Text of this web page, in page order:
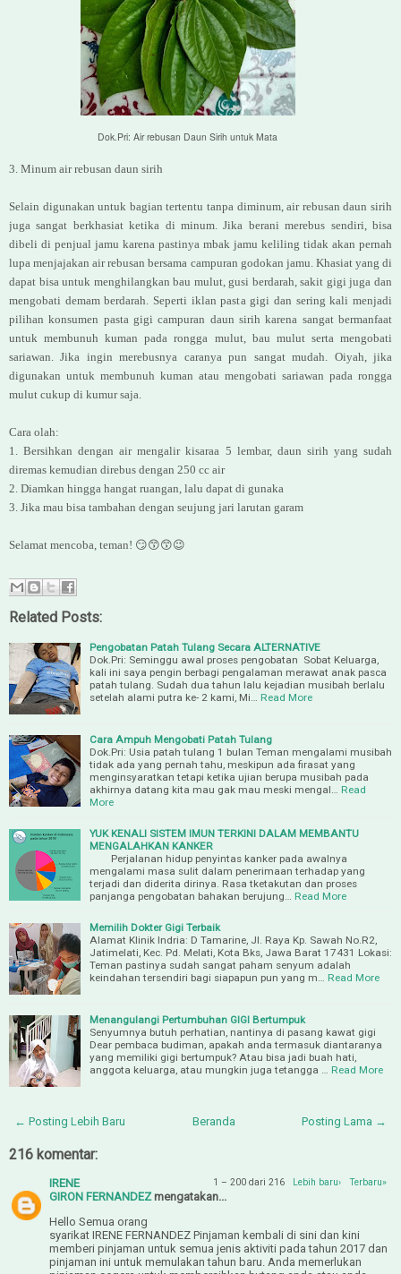
Dok.Pri: Air rebusan Daun Sirih untuk Mata
3. Minum air rebusan daun sirih
Selain digunakan untuk bagian tertentu tanpa diminum, air rebusan daun sirih
juga sangat berkhasiat ketika di minum. Jika berani merebus sendiri, bisa
dibeli di penjual jamu karena pastinya mbak jamu keliling tidak akan pernah
lupa menjajakan air rebusan bersama campuran godokan jamu. Khasiat yang di
dapat bisa untuk menghilangkan bau mulut, gusi berdarah, sakit gigi juga dan
mengobati demam berdarah. Seperti iklan pasta gigi dan sering kali menjadi
pilihan konsumen pasta gigi campuran daun sirih karena sangat bermanfaat
untuk membunuh kuman pada rongga mulut, bau mulut serta mengobati
sariawan. Jika ingin merebusnya caranya pun sangat mudah. Oiyah, jika
digunakan untuk membunuh kuman atau mengobati sariawan pada rongga
mulut cukup di kumur saja.
Cara olah:
1. Bersihkan dengan air mengalir kisaraa 5 lembar, daun sirih yang sudah
diremas kemudian direbus dengan 250 cc air
2. Diamkan hingga hangat ruangan, lalu dapat di gunaka
3. Jika mau bisa tambahan dengan seujung jari larutan garam
Selamat mencoba, teman! 😏😙😙😉
Related Posts:
Pengobatan Patah Tulang Secara ALTERNATIVE
Dok.Pri: Seminggu awal proses pengobatan Sobat Keluarga,
kali ini saya pengin berbagi pengalaman merawat anak pasca
patah tulang. Sudah dua tahun lalu kejadian musibah berlalu
setelah alami putra ke- 2 kami, Mi…
Read More
Cara Ampuh Mengobati Patah Tulang
Dok.Pri: Usia patah tulang 1 bulan Teman mengalami musibah
tidak ada yang pernah tahu, meskipun ada firasat yang
menginsyaratkan tetapi ketika ujian berupa musibah pada
akhirnya datang kita mau gak mau meski mengal…
Read
More
YUK KENALI SISTEM IMUN TERKINI DALAM MEMBANTU
MENGALAHKAN KANKER
Perjalanan hidup penyintas kanker pada awalnya
mengalami masa sulit dalam penerimaan terhadap yang
terjadi dan diderita dirinya. Rasa tketakutan dan proses
panjanga pengobatan bahakan berujung…
Read More
Memilih Dokter Gigi Terbaik
Alamat Klinik Indria: D Tamarine, Jl. Raya Kp. Sawah No.R2,
Jatimelati, Kec. Pd. Melati, Kota Bks, Jawa Barat 17431 Lokasi:
Teman pastinya sudah sangat paham senyum adalah
keindahan tersendiri bagi siapapun pun yang m…
Read More
Menangulangi Pertumbuhan GIGI Bertumpuk
Senyumnya butuh perhatian, nantinya di pasang kawat gigi
Dear pembaca budiman, apakah anda termasuk diantaranya
yang memiliki gigi bertumpuk? Atau bisa jadi buah hati,
anggota keluarga, atau mungkin juga tetangga …
Read More
← Posting Lebih Baru Posting Lama →
Beranda
216 komentar:
1 – 200 dari 216 Lebih baru› Terbaru»
IRENE
GIRON FERNANDEZmengatakan...
Hello Semua orang
syarikat IRENE FERNANDEZ Pinjaman kembali di sini dan kini
memberi pinjaman untuk semua jenis aktiviti pada tahun 2017 dan
pinjaman ini untuk memulakan tahun baru. Anda memerlukan